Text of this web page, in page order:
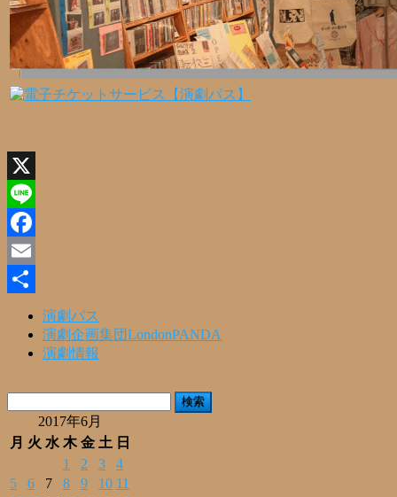
X
Line
Facebook
Email
演劇パス
演劇企画集団LondonPANDA
演劇情報
2017年6月
月 火 水 木 金 土 日
1
2 3
4
5
6 7 8 9 10 11